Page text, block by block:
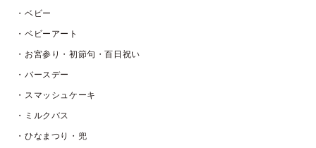
・ベビー
・ベビーアート
・お宮参り・初節句・百日祝い
・バースデー
・スマッシュケーキ
・ミルクバス
・ひなまつり・兜